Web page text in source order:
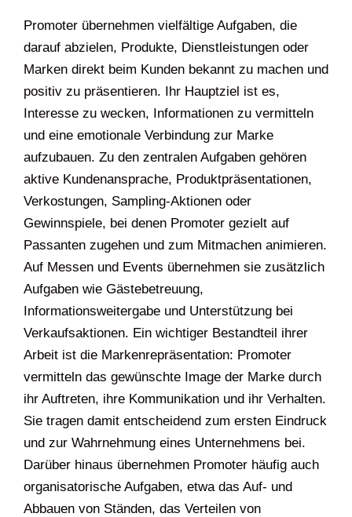
Promoter übernehmen vielfältige Aufgaben, die
darauf abzielen, Produkte, Dienstleistungen oder
Marken direkt beim Kunden bekannt zu machen und
positiv zu präsentieren. Ihr Hauptziel ist es,
Interesse zu wecken, Informationen zu vermitteln
und eine emotionale Verbindung zur Marke
aufzubauen. Zu den zentralen Aufgaben gehören
aktive Kundenansprache, Produktpräsentationen,
Verkostungen, Sampling-Aktionen oder
Gewinnspiele, bei denen Promoter gezielt auf
Passanten zugehen und zum Mitmachen animieren.
Auf Messen und Events übernehmen sie zusätzlich
Aufgaben wie Gästebetreuung,
Informationsweitergabe und Unterstützung bei
Verkaufsaktionen. Ein wichtiger Bestandteil ihrer
Arbeit ist die Markenrepräsentation: Promoter
vermitteln das gewünschte Image der Marke durch
ihr Auftreten, ihre Kommunikation und ihr Verhalten.
Sie tragen damit entscheidend zum ersten Eindruck
und zur Wahrnehmung eines Unternehmens bei.
Darüber hinaus übernehmen Promoter häufig auch
organisatorische Aufgaben, etwa das Auf- und
Abbauen von Ständen, das Verteilen von